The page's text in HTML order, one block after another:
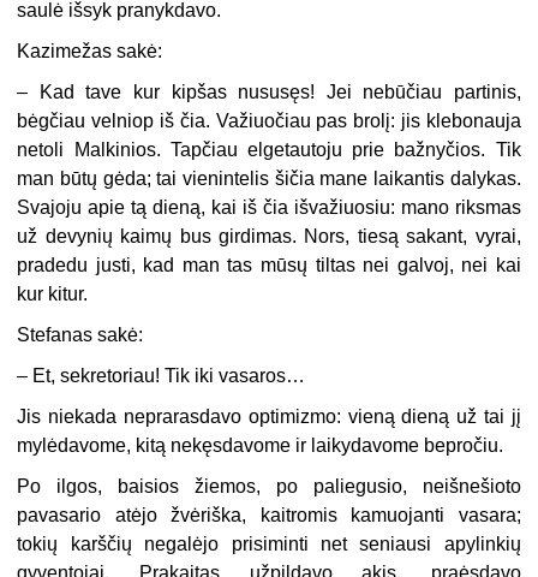
saulė išsyk pranykdavo.
Kazimežas sakė:
– Kad tave kur kipšas nususęs! Jei nebūčiau partinis,
bėgčiau velniop iš čia. Važiuočiau pas brolį: jis klebonauja
netoli Malkinios. Tapčiau elgetautoju prie bažnyčios. Tik
man būtų gėda; tai vienintelis šičia mane laikantis dalykas.
Svajoju apie tą dieną, kai iš čia išvažiuosiu: mano riksmas
už devynių kaimų bus girdimas. Nors, tiesą sakant, vyrai,
pradedu justi, kad man tas mūsų tiltas nei galvoj, nei kai
kur kitur.
Stefanas sakė:
– Et, sekretoriau! Tik iki vasaros…
Jis niekada neprarasdavo optimizmo: vieną dieną už tai jį
mylėdavome, kitą nekęsdavome ir laikydavome bepročiu.
Po ilgos, baisios žiemos, po paliegusio, neišnešioto
pavasario atėjo žvėriška, kaitromis kamuojanti vasara;
tokių karščių negalėjo prisiminti net seniausi apylinkių
gyventojai. Prakaitas užpildavo akis, praėsdavo